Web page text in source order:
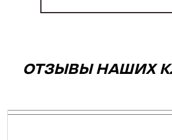
ОТЗЫВЫ НАШИХ